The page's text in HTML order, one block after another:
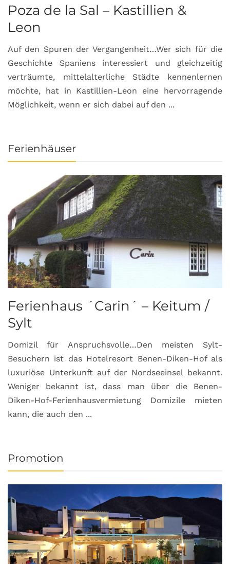
Poza de la Sal – Kastillien &
Leon
Auf den Spuren der Vergangenheit…Wer sich für die
Geschichte Spaniens interessiert und gleichzeitig
verträumte, mittelalterliche Städte kennenlernen
möchte, hat in Kastillien-Leon eine hervorragende
Möglichkeit, wenn er sich dabei auf den ...
Ferienhäuser
Ferienhaus ´Carin´ – Keitum /
Sylt
Domizil für Anspruchsvolle…Den meisten Sylt-
Besuchern ist das Hotelresort Benen-Diken-Hof als
luxuriöse Unterkunft auf der Nordseeinsel bekannt.
Weniger bekannt ist, dass man über die Benen-
Diken-Hof-Ferienhausvermietung Domizile mieten
kann, die auch den ...
Promotion